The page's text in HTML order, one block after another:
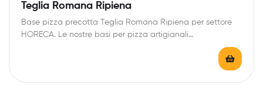
Teglia Romana Ripiena
Base pizza precotta Teglia Romana Ripiena per settore
HORECA. Le nostre basi per pizza artigianali…